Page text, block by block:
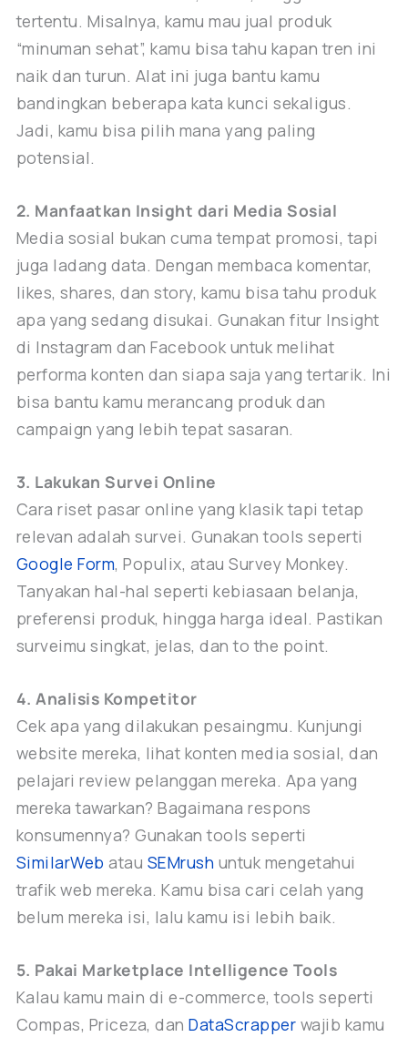
tertentu. Misalnya, kamu mau jual produk
“minuman sehat”, kamu bisa tahu kapan tren ini
naik dan turun. Alat ini juga bantu kamu
bandingkan beberapa kata kunci sekaligus.
Jadi, kamu bisa pilih mana yang paling
potensial.
2. Manfaatkan Insight dari Media Sosial
Media sosial bukan cuma tempat promosi, tapi
juga ladang data. Dengan membaca komentar,
likes, shares, dan story, kamu bisa tahu produk
apa yang sedang disukai. Gunakan fitur Insight
di Instagram dan Facebook untuk melihat
performa konten dan siapa saja yang tertarik. Ini
bisa bantu kamu merancang produk dan
campaign yang lebih tepat sasaran.
3. Lakukan Survei Online
Cara riset pasar online yang klasik tapi tetap
relevan adalah survei. Gunakan tools seperti
Google Form, Populix, atau Survey Monkey.
Tanyakan hal-hal seperti kebiasaan belanja,
preferensi produk, hingga harga ideal. Pastikan
surveimu singkat, jelas, dan to the point.
4. Analisis Kompetitor
Cek apa yang dilakukan pesaingmu. Kunjungi
website mereka, lihat konten media sosial, dan
pelajari review pelanggan mereka. Apa yang
mereka tawarkan? Bagaimana respons
konsumennya? Gunakan tools seperti
SimilarWeb atau SEMrush untuk mengetahui
trafik web mereka. Kamu bisa cari celah yang
belum mereka isi, lalu kamu isi lebih baik.
5. Pakai Marketplace Intelligence Tools
Kalau kamu main di e-commerce, tools seperti
Compas, Priceza, dan DataScrapper wajib kamu